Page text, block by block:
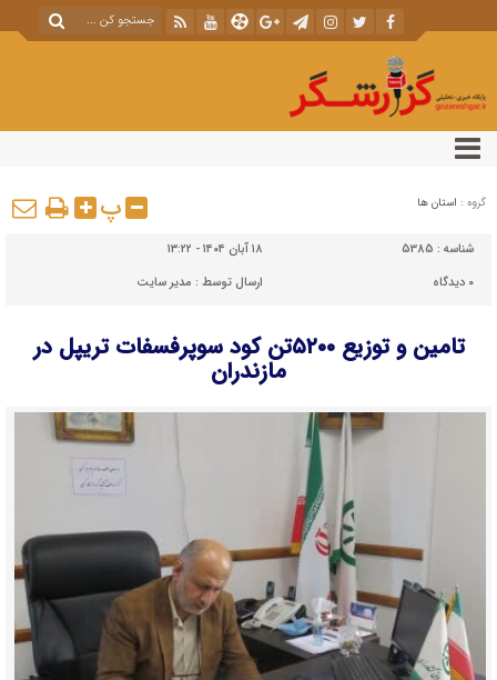
گروه : استان ها پ
شناسه : 5385
۱۸ آبان ۱۴۰۴ - ۱۳:۲۲
۰ دیدگاه ارسال توسط : مدیر سایت
تامین و توزیع ۵۲۰۰تن کود سوپرفسفات تریپل در
مازندران